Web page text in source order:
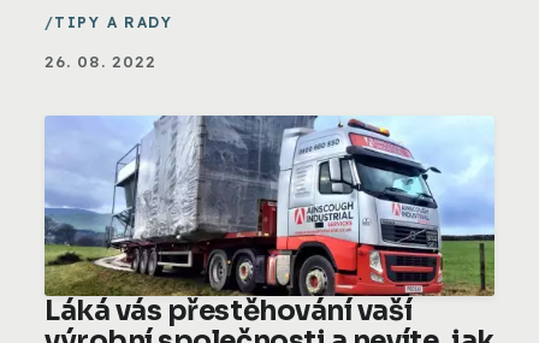
TIPY A RADY
26. 08. 2022
Láká vás přestěhování vaší